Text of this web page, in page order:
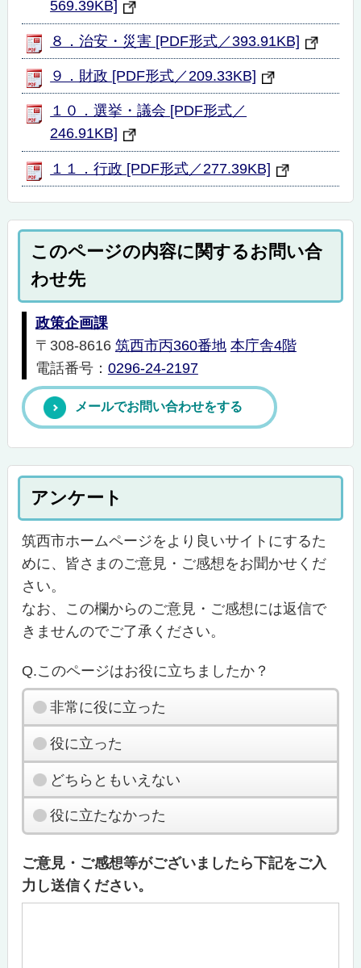
569.39KB]
８．治安・災害 [PDF形式／393.91KB]
９．財政 [PDF形式／209.33KB]
１０．選挙・議会 [PDF形式／
246.91KB]
１１．行政 [PDF形式／277.39KB]
このページの内容に関するお問い合
わせ先
政策企画課
〒308-8616 筑西市丙360番地 本庁舎4階
電話番号： 0296-24-2197
メールでお問い合わせをする
アンケート
筑西市ホームページをより良いサイトにするた
めに、皆さまのご意見・ご感想をお聞かせくだ
さい。
なお、この欄からのご意見・ご感想には返信で
きませんのでご了承ください。
Q.このページはお役に立ちましたか？
非常に役に立った
役に立った
どちらともいえない
役に立たなかった
ご意見・ご感想等がございましたら下記をご入
力し送信ください。